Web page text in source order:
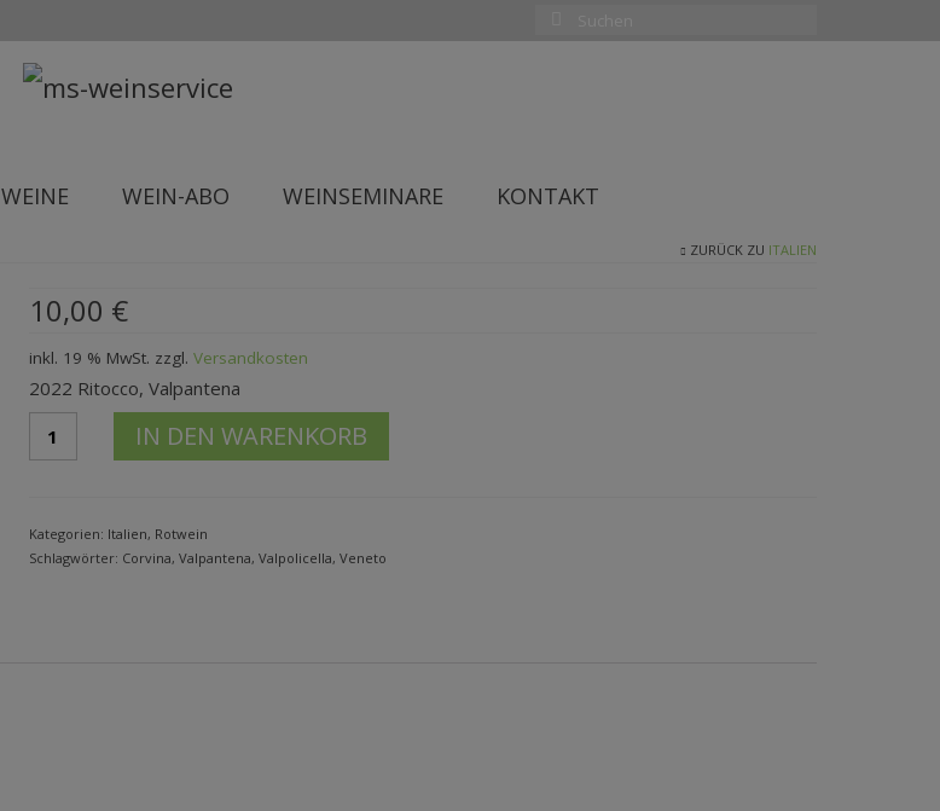
nach:
WEINE WEIN-ABO WEINSEMINARE KONTAKT
ZURÜCK ZU ITALIEN
10,00 €
inkl. 19 % MwSt. zzgl. Versandkosten
2022 Ritocco, Valpantena
RitoccoCantinaIN DEN WARENKORB
Kategorien: Italien, Rotwein
Schlagwörter: Corvina, Valpantena, Valpolicella, Veneto